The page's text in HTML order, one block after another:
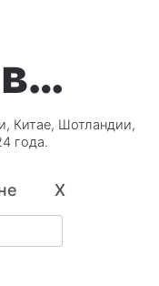
Китае, Шотландии,
года.
X